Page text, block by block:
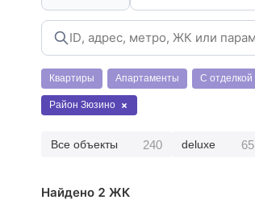
Квартиры Апартаменты С отделкой
Район Зюзино
Все объекты 240 deluxe 65
Найдено 2 ЖК